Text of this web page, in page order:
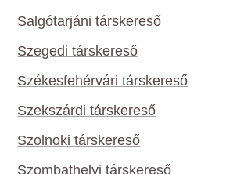
Salgótarjáni társkereső
Szegedi társkereső
Székesfehérvári társkereső
Szekszárdi társkereső
Szolnoki társkereső
Szombathelyi társkereső